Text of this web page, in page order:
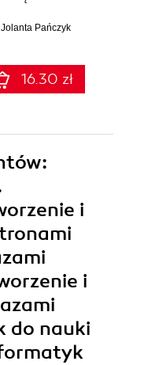
podstawowej.
Jolanta Pańczyk
16.30 zł
i
i
do nauki